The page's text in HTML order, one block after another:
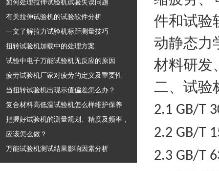
如何处理拉伸试验机试验失误问题
有关拉伸试验机的试验软件分析
一文了解拉力试验机标距测量技巧
扭转试验机加载中的处理方案
试验中电子万能试验机无反应的原因
疲劳试验机厂家对疲劳的定义及重要性
当扭转试验机出现示值偏差怎么办？
复合材料高低温试验机怎么样维护保养
把握好试验机的测量规划、精度及频率，
应该怎么做？
万能试验机测试结果影响因素分析
件和试验
动静态力
材料研发
二、试验
2.1 GB/T
2.2 GB/T
2.3 GB/T